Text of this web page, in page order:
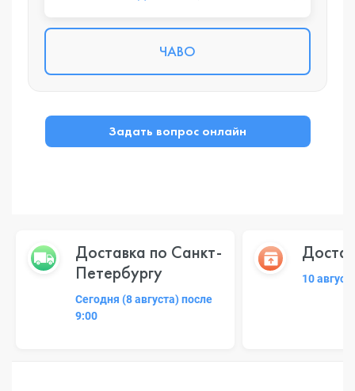
ЧАВО
Задать вопрос онлайн
Доставка по Санкт-
Петербургу
Сегодня (8 августа) после
9:00
10